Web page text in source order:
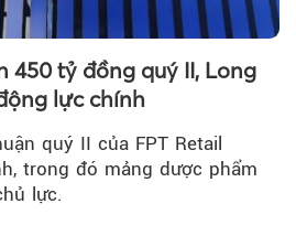
450 tỷ đồng quý II, Long
lực chính
quý II của FPT Retail
trong đó mảng dược phẩm
lực.